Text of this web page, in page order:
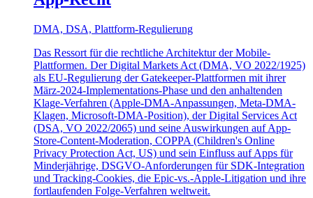
DMA, DSA, Plattform-Regulierung
Das Ressort für die rechtliche Architektur der Mobile-
Plattformen. Der Digital Markets Act (DMA, VO 2022/1925)
als EU-Regulierung der Gatekeeper-Plattformen mit ihrer
März-2024-Implementations-Phase und den anhaltenden
Klage-Verfahren (Apple-DMA-Anpassungen, Meta-DMA-
Klagen, Microsoft-DMA-Position), der Digital Services Act
(DSA, VO 2022/2065) und seine Auswirkungen auf App-
Store-Content-Moderation, COPPA (Children's Online
Privacy Protection Act, US) und sein Einfluss auf Apps für
Minderjährige, DSGVO-Anforderungen für SDK-Integration
und Tracking-Cookies, die Epic-vs.-Apple-Litigation und ihre
fortlaufenden Folge-Verfahren weltweit.